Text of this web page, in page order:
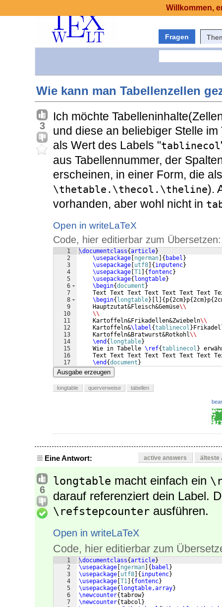
Fragen
Wie kann man Tabellenzellen
3
Ich möchte
und diese an beliebiger Stelle
als Wert des Labels "tablinecol
aus Tabellennummer, der
erscheinen, in einer Form, die
\thetable.\thecol.\theline).
vorhanden, aber wohl nicht in
Open in writeLaTeX
Code, hier editierbar zum Übersetzen:
1
2
3
4
5
6
7
8
9
10
11
12
13
14
15
16
17
\documentclass{article}
\usepackage ngerman { babel }
\usepackage utf8 { inputenc}
\usepackage T1 { fontenc}
\usepackage{ longtable}
\begin{document }
Text Text Text Text Text Text Text
\begin{ longtable} l { p{2cm}p{2cm}p{
    Hauptzutat&Fleisch&Gemüse
\\
\\
    Kartoffeln&Frikadellen&Zwiebeln
\\
    Kartoffeln&
\label{tablinecol }
    Kartoffeln&Bratwurst&Rotkohl
\\
\end { longtable}
    Wie in Tabelle
\ref{tablinecol }
Text Text Text Text Text Text Text
\end {document }
Ausgabe erzeugen
longtable querverweise tabellen
Eine Antwort: active answers älteste
6
longtable macht einfach ein
darauf referenziert dein Label.
\refstepcounter ausführen.
Open in writeLaTeX
Code, hier editierbar zum
1
2
3
4
5
6
7
\documentclass{article}
\usepackage ngerman { babel }
\usepackage utf8 { inputenc}
\usepackage T1 { fontenc}
\usepackage{ longtable,array}
\newcounter{tabrow}
\newcounter{tabcol }
Willkommen,